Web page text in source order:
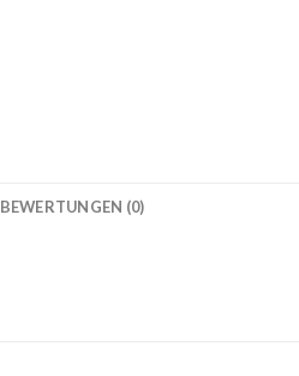
BEWERTUNGEN (0)